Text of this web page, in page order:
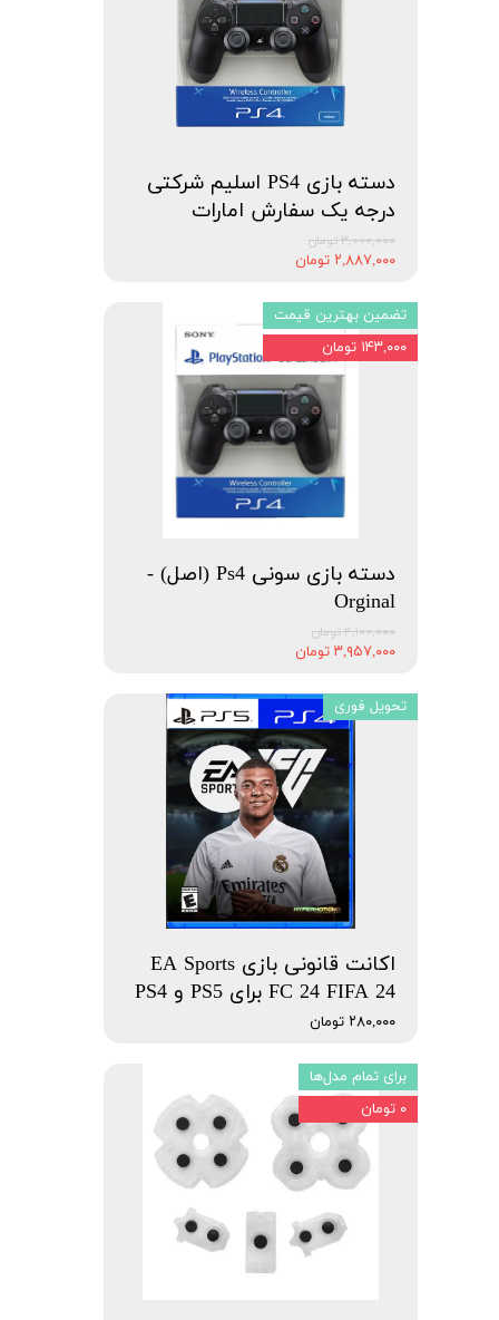
دسته بازی PS4 اسلیم شرکتی
درجه یک سفارش امارات
۳,۰۰۰,۰۰۰ تومان
۲,۸۸۷,۰۰۰ تومان
دسته بازی سونی Ps4 (اصل) -
Orginal
۴,۱۰۰,۰۰۰ تومان
۳,۹۵۷,۰۰۰ تومان
تضمین بهترین قیمت
۱۴۳,۰۰۰ تومان
اکانت قانونی بازی EA Sports
FC 24 FIFA 24 برای PS5 و PS4
۲۸۰,۰۰۰ تومان
تحویل فوری
برای تمام مدل‌ها
۰ تومان